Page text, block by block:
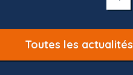
Toutes les actualités